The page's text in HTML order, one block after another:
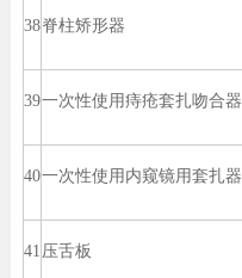
38脊柱矫形器
39一次性使用痔疮套扎吻合器
40一次性使用内窥镜用套扎器
41 压舌板